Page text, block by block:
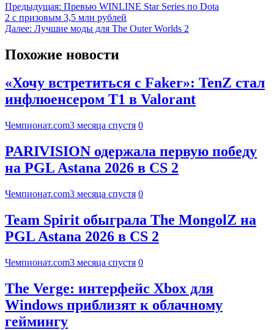
Предыдущая: Превью WINLINE Star Series по Dota
2 с призовым 3,5 млн рублей
Далее: Лучшие моды для The Outer Worlds 2
Похожие новости
«Хочу встретиться с Faker»: TenZ стал
инфлюенсером T1 в Valorant
Чемпионат.com3 месяца спустя 0
PARIVISION одержала первую победу
на PGL Astana 2026 в CS 2
Чемпионат.com3 месяца спустя 0
Team Spirit обыграла The MongolZ на
PGL Astana 2026 в CS 2
Чемпионат.com3 месяца спустя 0
The Verge: интерфейс Xbox для
Windows приблизят к облачному
геймингу